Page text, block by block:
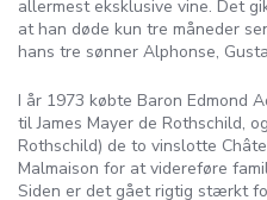
allermest eksklusive vine. Det
at han døde kun tre måneder
hans tre sønner Alphonse,
I år 1973 købte Baron Edmond
til James Mayer de Rothschild,
Rothschild) de to vinslotte
Malmaison for at videreføre
Siden er det gået rigtig stærkt